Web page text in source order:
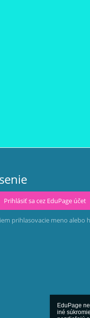
EduPage
iné
Prihlásiť sa cez EduPage účet
prihlasovacie meno alebo